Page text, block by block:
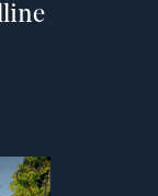
Non preferito